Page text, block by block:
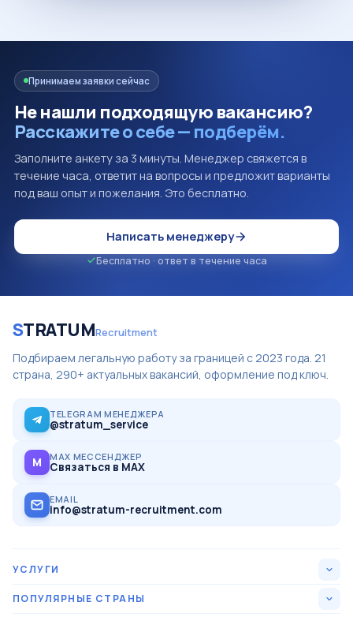
Принимаем заявки сейчас
Не нашли подходящую вакансию?
Расскажите о себе — подберём.
Заполните анкету за 3 минуты. Менеджер свяжется в
течение часа, ответит на вопросы и предложит варианты
под ваш опыт и пожелания. Это бесплатно.
Написать менеджеру
Бесплатно · ответ в течение часа
STRATUMRecruitment
Подбираем легальную работу за границей с 2023 года. 21
страна, 290+ актуальных вакансий, оформление под ключ.
TELEGRAM МЕНЕДЖЕРА
@stratum_service
M MAX МЕССЕНДЖЕР
Связаться в MAX
EMAIL
info@stratum-recruitment.com
УСЛУГИ
Все вакансии
ПОПУЛЯРНЫЕ СТРАНЫ